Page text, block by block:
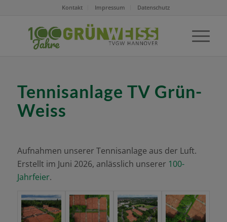
Kontakt Impressum Datenschutz
Tennisanlage TV Grün-
Weiss
Aufnahmen unserer Tennisanlage aus der Luft.
Erstellt im Juni 2026, anlässlich unserer 100-
Jahrfeier.